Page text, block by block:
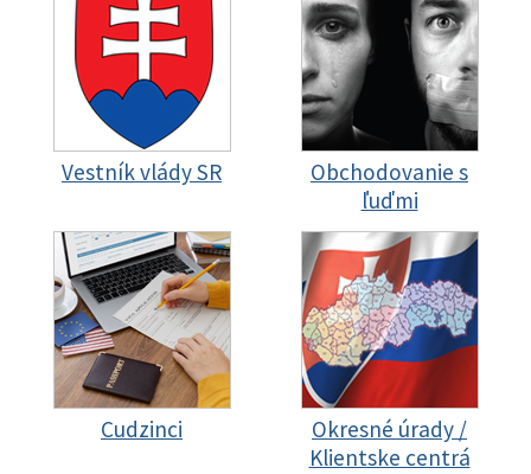
Vestník vlády SR
Obchodovanie s
ľuďmi
Cudzinci
Okresné úrady /
Klientske centrá